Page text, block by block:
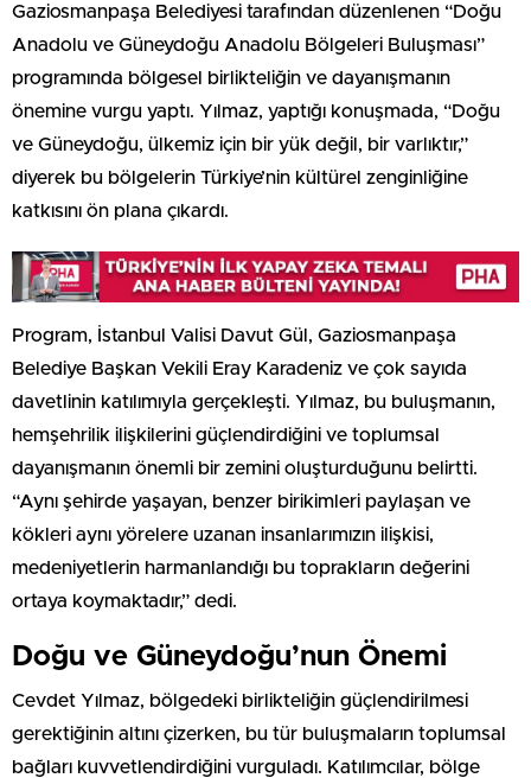
Gaziosmanpaşa Belediyesi tarafından düzenlenen “Doğu
Anadolu ve Güneydoğu Anadolu Bölgeleri Buluşması”
programında bölgesel birlikteliğin ve dayanışmanın
önemine vurgu yaptı. Yılmaz, yaptığı konuşmada, “Doğu
ve Güneydoğu, ülkemiz için bir yük değil, bir varlıktır,”
diyerek bu bölgelerin Türkiye’nin kültürel zenginliğine
katkısını ön plana çıkardı.
Program, İstanbul Valisi Davut Gül, Gaziosmanpaşa
Belediye Başkan Vekili Eray Karadeniz ve çok sayıda
davetlinin katılımıyla gerçekleşti. Yılmaz, bu buluşmanın,
hemşehrilik ilişkilerini güçlendirdiğini ve toplumsal
dayanışmanın önemli bir zemini oluşturduğunu belirtti.
“Aynı şehirde yaşayan, benzer birikimleri paylaşan ve
kökleri aynı yörelere uzanan insanlarımızın ilişkisi,
medeniyetlerin harmanlandığı bu toprakların değerini
ortaya koymaktadır,” dedi.
Doğu ve Güneydoğu’nun Önemi
Cevdet Yılmaz, bölgedeki birlikteliğin güçlendirilmesi
gerektiğinin altını çizerken, bu tür buluşmaların toplumsal
bağları kuvvetlendirdiğini vurguladı. Katılımcılar, bölge